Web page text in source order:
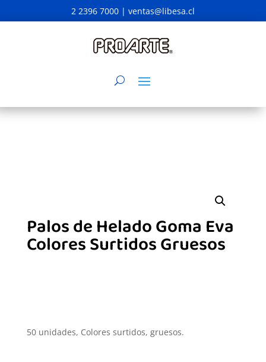
2 2396 7000 | ventas@libesa.cl
Palos de Helado Goma Eva
Colores Surtidos Gruesos
50 unidades, Colores surtidos, gruesos.